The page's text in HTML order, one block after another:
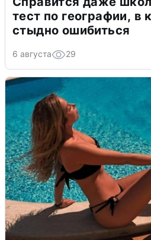
тест по географии, в
стыдно ошибиться
6 августа 29